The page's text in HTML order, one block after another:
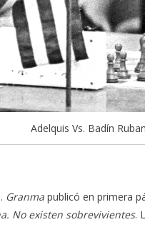
Adelquis Vs. Badín
Granma publicó en primera
No existen sobrevivientes.